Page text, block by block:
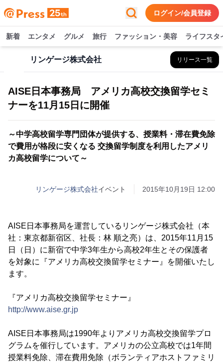
ログイン/会員登録
新着 エンタメ グルメ 旅行 ファッション・美容 ライフスタ
リンゲージ株式会社 リリース一覧
AISE日本事務局 アメリカ高校交換留学セミ
ナーを11月15日に開催
～中学高校留学専門団体が提供する、授業料・滞在費免除
で費用が格段に安くなる 交換留学制度を利用したアメリ
カ高校留学について～
リンゲージ株式会社イベント 2015年10月19日 12:00
AISE日本事務局を運営しているリンゲージ株式会社（本
社：東京都新宿区、社長：林 順之亮）は、2015年11月15
日（日）に新宿で中学3年生から高校2年生とその保護者
を対象に『アメリカ高校交換留学セミナー』を開催いたし
ます。
『アメリカ高校交換留学セミナー』
http://www.aise.gr.jp
AISE日本事務局は1990年よりアメリカ高校交換留学プロ
グラムを催行しています。アメリカの公立高校では1年間
授業料免除、滞在費用免除（ボランティアホストファミリ